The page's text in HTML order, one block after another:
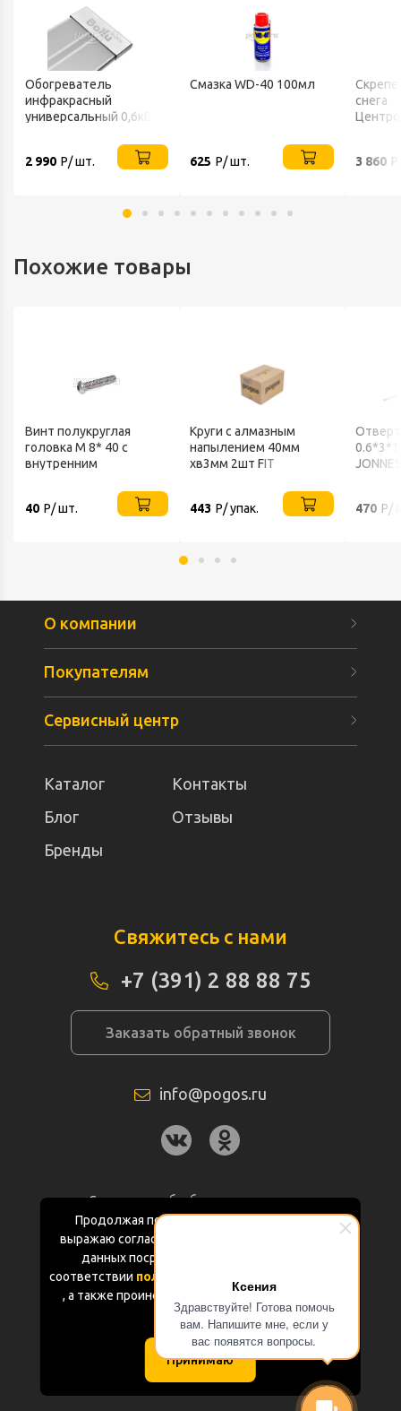
Ксения
Здравствуйте! Готова помочь
вам. Напишите мне, если у
вас появятся вопросы.
Обогреватель
инфракрасный
универсальный 0,6кВт
2 990 Р/ шт.
Смазка WD-40 100мл
625 Р/ шт.
снега
3 860
Похожие товары
Винт полукруглая
головка М 8* 40 с
внутренним
40 Р/ шт.
Круги с алмазным
напылением 40мм
хв3мм 2шт FIT
443 Р/ упак. 470 Р/
Продолжая пользоваться данным сайтом
выражаю согласие на обработку персональных
данных посредством Яндекс.Метрика в
соответствии политикой конфиденциальности
, а также проинформирован об использовании
Cookie-файлов
Принимаю
О компании
Покупателям
Сервисный центр
Каталог
Контакты
Блог
Отзывы
Бренды
Свяжитесь с нами
+7 (391) 2 88 88 75
Заказать обратный звонок
info@pogos.ru
Согласие на обработку персональных
данных
Политика конфиденциальности
Документация
Карта сайта
(с) «POGOS.ru» 2010-2026 (ИП Чивчян М.Р.)